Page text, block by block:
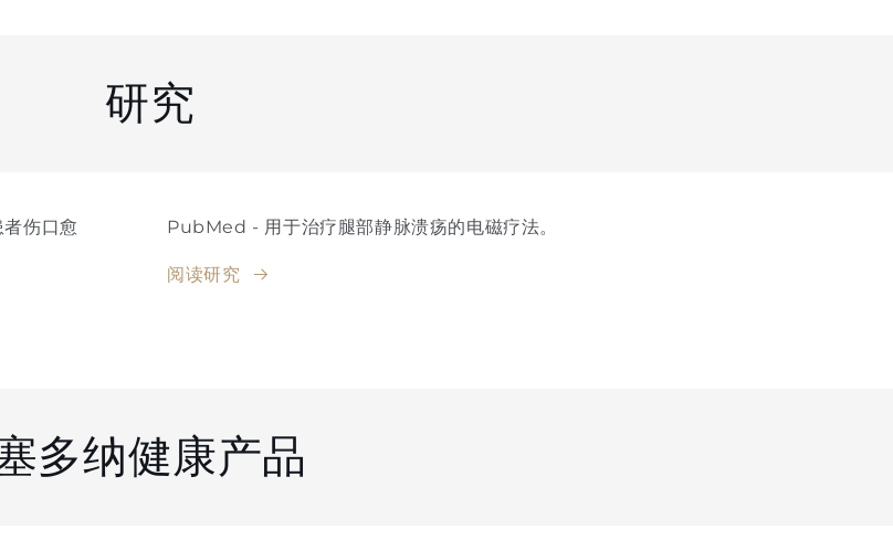
研究
伤口愈
PubMed - 用于治疗腿部静脉溃疡的电磁疗法。
阅读研究
多纳健康产品